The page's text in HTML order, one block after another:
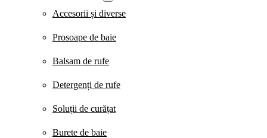
Accesorii și diverse
Prosoape de baie
Balsam de rufe
Detergenți de rufe
Soluții de curățat
Burete de baie